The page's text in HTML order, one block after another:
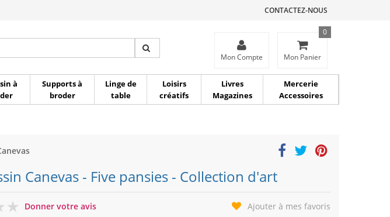
CONTACTEZ-NOUS
Mon Compte Mon Panier
0
à
Supports à
broder
Linge de
table
Loisirs
créatifs
Livres
Magazines
Mercerie
Accessoires
Canevas - Five pansies - Collection d'art
0
Donner votre avis Ajouter à mes favoris